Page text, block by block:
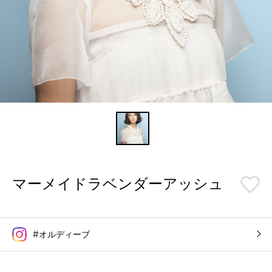
マーメイドラベンダーアッシュ
#オルディーブ